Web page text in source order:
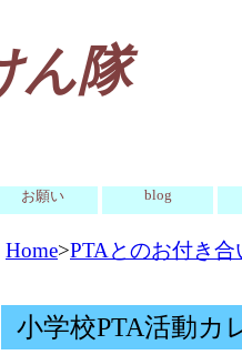
ん隊
お願い blog
Home>PTAとのお付き合
小学校PTA活動カ